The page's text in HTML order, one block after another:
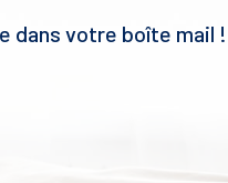
dans votre boîte mail !